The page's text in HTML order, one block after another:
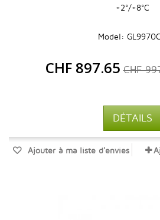
+2°/+8°C
Model:
CHF 897.65 CHF
DÉTAILS
Ajouter à ma liste d'envies